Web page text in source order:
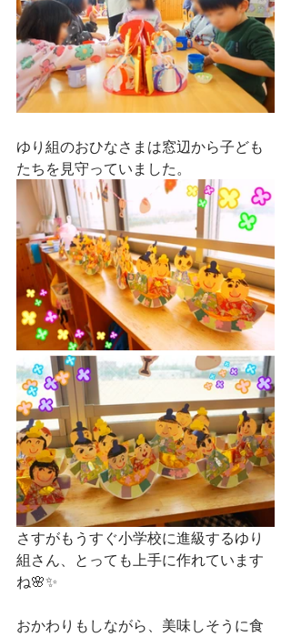
ゆり組のおひなさまは窓辺から子ども
たちを見守っていました。
さすがもうすぐ小学校に進級するゆり
組さん、とっても上手に作れています
ね🌸✨
おかわりもしながら、美味しそうに食